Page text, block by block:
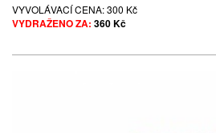
VYVOLÁVACÍ CENA:300 Kč
VYDRAŽENO ZA: 360 Kč